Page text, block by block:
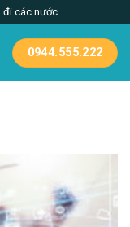
đi các nước.
0944.555.222